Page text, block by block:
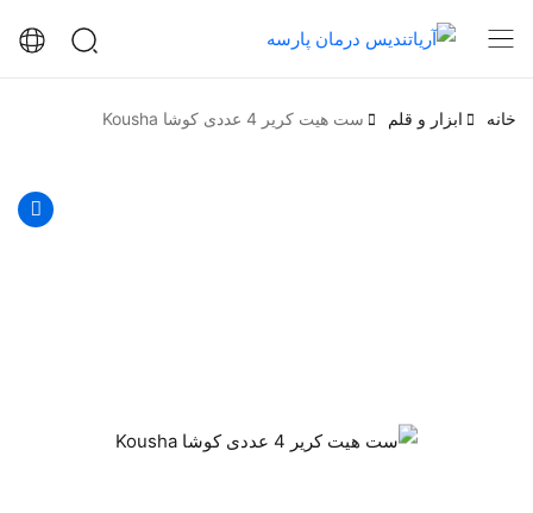
خانه ابزار و قلم ست هیت کریر 4 عددی کوشا Kousha